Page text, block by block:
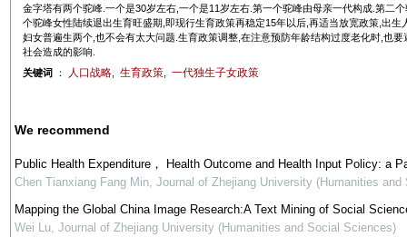
金字塔有两个驼峰.一个是30岁左右,一个是11岁左右.第一个驼峰由母亲一代构成.第二
个驼峰女性陆续退出生育旺盛期,即现行生育政策再稳定15年以后,再适当放宽政策,出
妇女普遍生两个,也不会有太大问题.生育政策调整,在注意预防年龄结构过度老化时,也
社会造成的影响.
关键词
： 人口战略, 生育政策, 一代独生子女政策
We recommend
Public Health Expenditure， Health Outcome and Health Input Policy: a
Chen Tianxiang Fang Min, Journal of Zhejiang University (Humanities and
Mapping the Global China Image Research:A Text Mining of Social
Wei Lu, Journal of Zhejiang University (Humanities and Social Sciences)